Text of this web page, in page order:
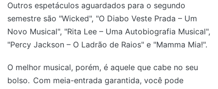
Outros espetáculos aguardados para o segundo
semestre são "Wicked", "O Diabo Veste Prada – Um
Novo Musical", "Rita Lee – Uma Autobiografia Musical",
"Percy Jackson – O Ladrão de Raios" e "Mamma Mia!".
O melhor musical, porém, é aquele que cabe no seu
bolso. Com meia-entrada garantida, você pode